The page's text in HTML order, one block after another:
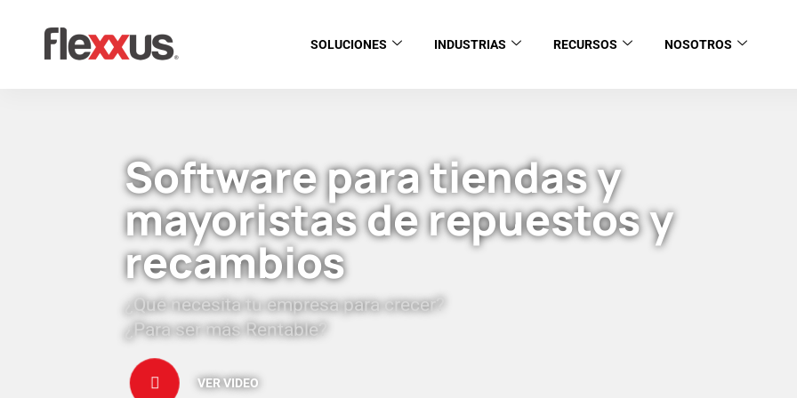
SOLUCIONES INDUSTRIAS RECURSOS NOSOTROS
Software para tiendas y
mayoristas de repuestos y
recambios
¿Qué necesita tu empresa para crecer?
¿Para ser más Rentable?
VER VIDEO